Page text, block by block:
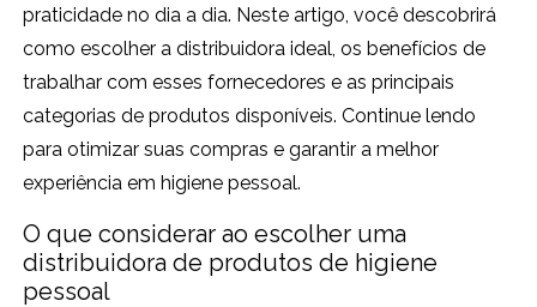
praticidade no dia a dia. Neste artigo, você descobrirá
como escolher a distribuidora ideal, os benefícios de
trabalhar com esses fornecedores e as principais
categorias de produtos disponíveis. Continue lendo
para otimizar suas compras e garantir a melhor
experiência em higiene pessoal.
O que considerar ao escolher uma
distribuidora de produtos de higiene
pessoal